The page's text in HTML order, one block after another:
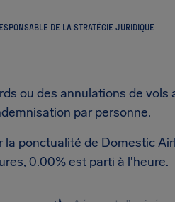
DE LA STRATÉGIE JURIDIQUE
ou des annulations de
par personne.
la ponctualité de Domestic
0.00% est parti à l'heure.